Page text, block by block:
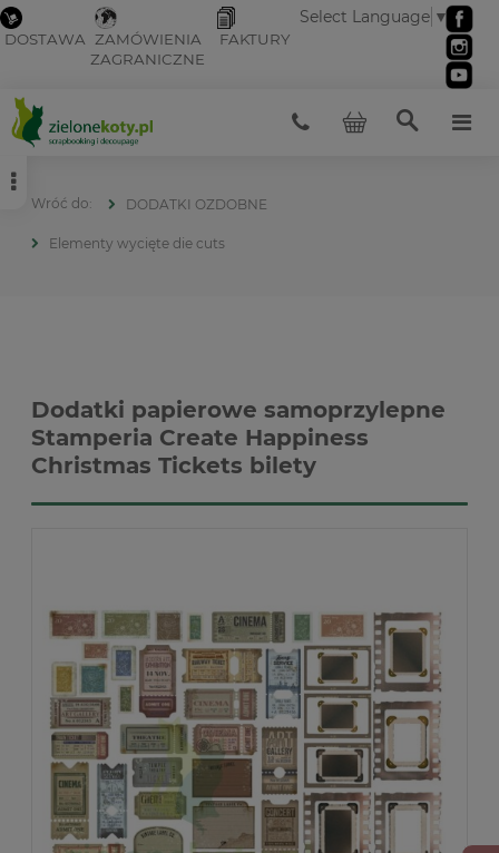
DOSTAWA ZAMÓWIENIA
ZAGRANICZNE
FAKTURY
Select Language ▼
DODATKI OZDOBNE
Elementy wycięte die cuts
Dodatki papierowe samoprzylepne
Stamperia Create Happiness
Christmas Tickets bilety